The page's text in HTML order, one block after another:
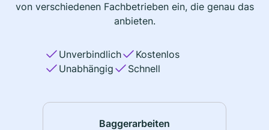
von verschiedenen Fachbetrieben ein, die genau das
anbieten.
Unverbindlich
Kostenlos
Unabhängig
Schnell
Baggerarbeiten